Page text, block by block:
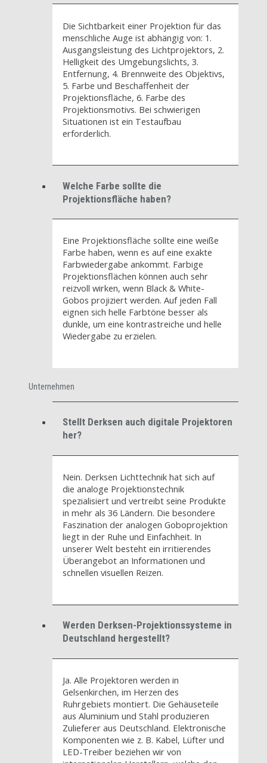
Die Sichtbarkeit einer Projektion für das
menschliche Auge ist abhängig von: 1.
Ausgangsleistung des Lichtprojektors, 2.
Helligkeit des Umgebungslichts, 3.
Entfernung, 4. Brennweite des Objektivs,
5. Farbe und Beschaffenheit der
Projektionsfläche, 6. Farbe des
Projektionsmotivs. Bei schwierigen
Situationen ist ein Testaufbau
erforderlich.
Welche Farbe sollte die
Projektionsfläche haben?
Eine Projektionsfläche sollte eine weiße
Farbe haben, wenn es auf eine exakte
Farbwiedergabe ankommt. Farbige
Projektionsflächen können auch sehr
reizvoll wirken, wenn Black & White-
Gobos projiziert werden. Auf jeden Fall
eignen sich helle Farbtöne besser als
dunkle, um eine kontrastreiche und helle
Wiedergabe zu erzielen.
Unternehmen
Stellt Derksen auch digitale Projektoren
her?
Nein. Derksen Lichttechnik hat sich auf
die analoge Projektionstechnik
spezialisiert und vertreibt seine Produkte
in mehr als 36 Ländern. Die besondere
Faszination der analogen Goboprojektion
liegt in der Ruhe und Einfachheit. In
unserer Welt besteht ein irritierendes
Überangebot an Informationen und
schnellen visuellen Reizen.
Werden Derksen-Projektionssysteme in
Deutschland hergestellt?
Ja. Alle Projektoren werden in
Gelsenkirchen, im Herzen des
Ruhrgebiets montiert. Die Gehäuseteile
aus Aluminium und Stahl produzieren
Zulieferer aus Deutschland. Elektronische
Komponenten wie z. B. Kabel, Lüfter und
LED-Treiber beziehen wir von